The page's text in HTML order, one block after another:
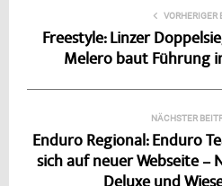
VORHERIGER
Freestyle: Linzer
Melero baut Führung
NÄCHSTER
Enduro Regional: Enduro
sich auf neuer Webseite –